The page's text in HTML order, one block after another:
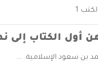
1
أول الكتاب إلى
بن سعود الإسلامية. ...